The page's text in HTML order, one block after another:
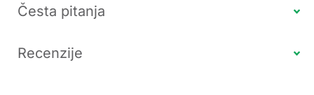
Česta pitanja
Recenzije